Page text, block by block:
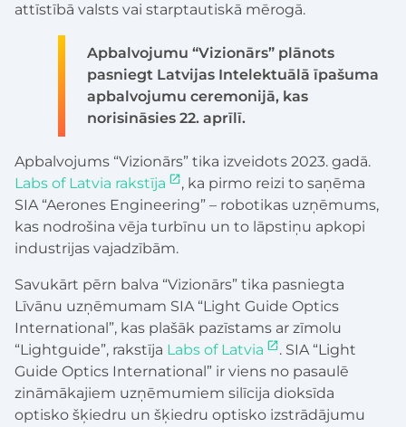
attīstībā valsts vai starptautiskā mērogā.
Apbalvojumu “Vizionārs” plānots
pasniegt Latvijas Intelektuālā īpašuma
apbalvojumu ceremonijā, kas
norisināsies 22. aprīlī.
Apbalvojums “Vizionārs” tika izveidots 2023. gadā.
Labs of Latvia rakstīja
, ka pirmo reizi to saņēma
SIA “Aerones Engineering” – robotikas uzņēmums,
kas nodrošina vēja turbīnu un to lāpstiņu apkopi
industrijas vajadzībām.
Savukārt pērn balva “Vizionārs” tika pasniegta
Līvānu uzņēmumam SIA “Light Guide Optics
International”, kas plašāk pazīstams ar zīmolu
“Lightguide”, rakstīja Labs of Latvia
. SIA “Light
Guide Optics International” ir viens no pasaulē
zināmākajiem uzņēmumiem silīcija dioksīda
optisko šķiedru un šķiedru optisko izstrādājumu